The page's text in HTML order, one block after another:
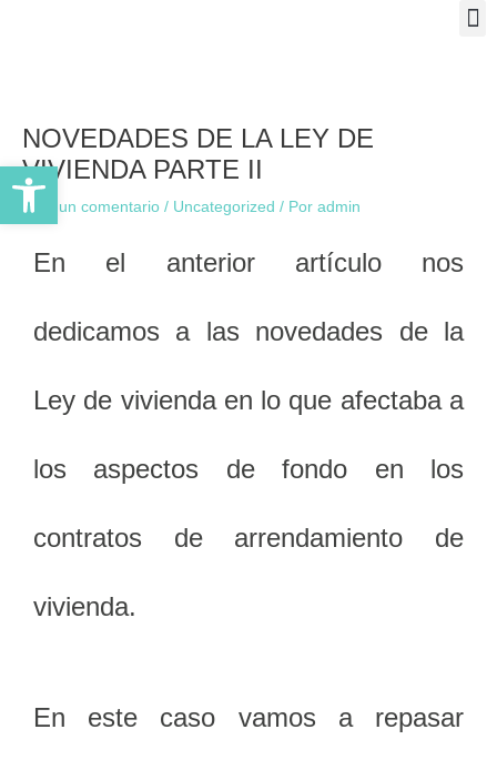
Abrir barra de herramientas
NOVEDADES DE LA LEY DE
VIVIENDA PARTE II
Deja un comentario / Uncategorized / Por admin
En el anterior artículo nos
dedicamos a las novedades de la
Ley de vivienda en lo que afectaba a
los aspectos de fondo en los
contratos de arrendamiento de
vivienda.
En este caso vamos a repasar